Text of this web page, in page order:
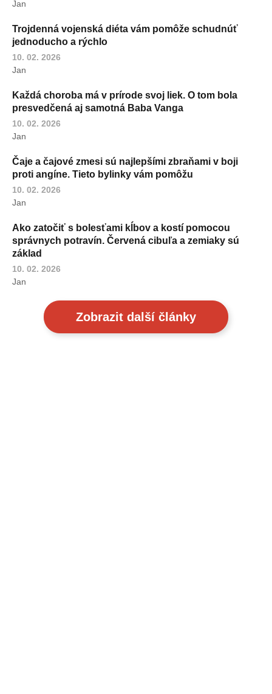
Jan
Trojdenná vojenská diéta vám pomôže schudnúť
jednoducho a rýchlo
10. 02. 2026
Jan
Každá choroba má v prírode svoj liek. O tom bola
presvedčená aj samotná Baba Vanga
10. 02. 2026
Jan
Čaje a čajové zmesi sú najlepšími zbraňami v boji
proti angíne. Tieto bylinky vám pomôžu
10. 02. 2026
Jan
Ako zatočiť s bolesťami kĺbov a kostí pomocou
správnych potravín. Červená cibuľa a zemiaky sú
základ
10. 02. 2026
Jan
Zobrazit další články